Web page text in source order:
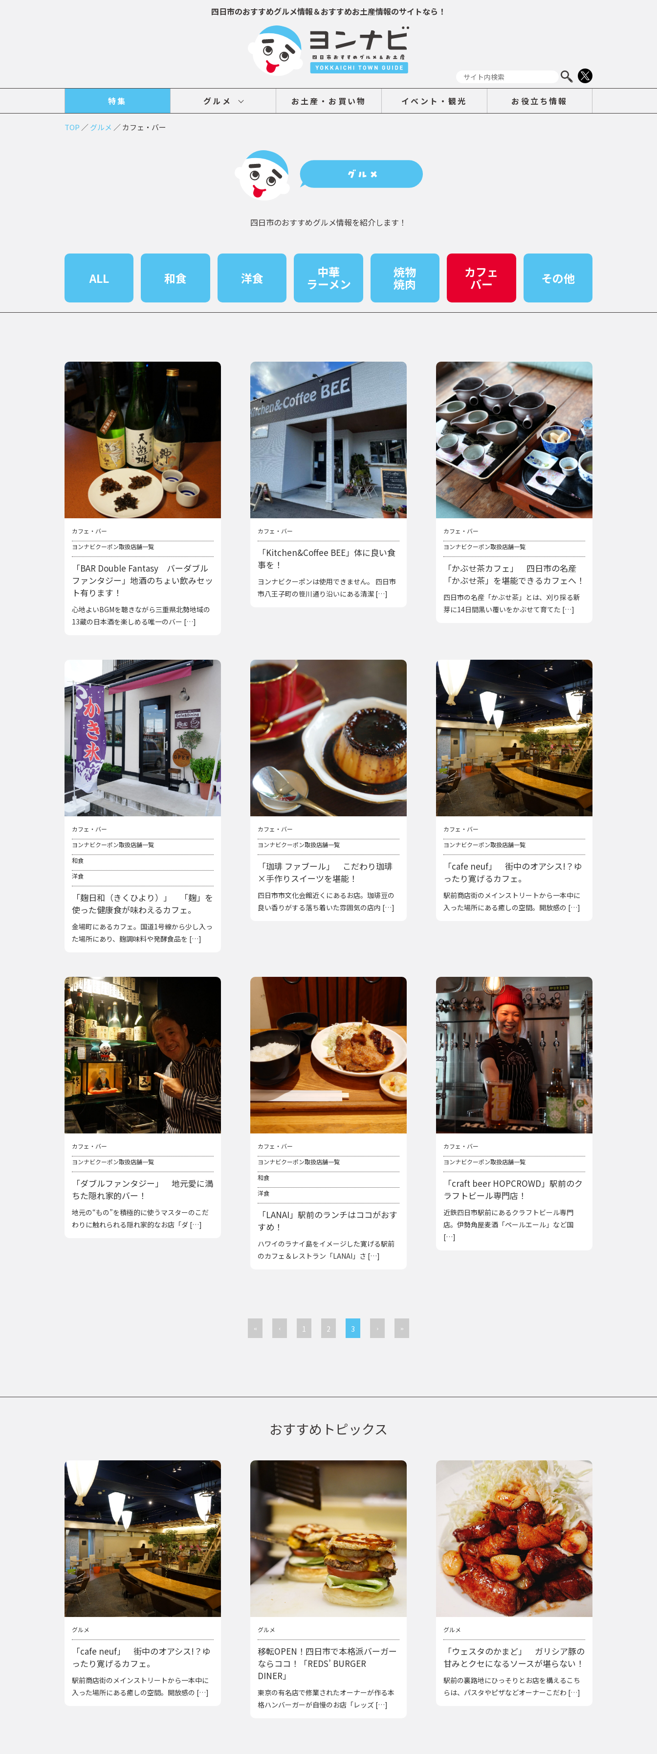
四日市のおすすめグルメ情報＆おすすめお土産情報のサイトなら！
特集 グルメ お土産・お買い物 イベント・観光 お役立ち情報
TOP ／グルメ ／カフェ・バー
四日市のおすすめグルメ情報を紹介します！
ALL 和食 洋食 中華
ラーメン
焼物
焼肉
カフェ
バー その他
カフェ・バー
ヨンナビクーポン取扱店舗一覧
「BAR Double Fantasy バーダブル
ファンタジー」地酒のちょい飲みセッ
ト有ります！
心地よいBGMを聴きながら三重県北勢地域の
13蔵の日本酒を楽しめる唯一のバー […]
カフェ・バー
「Kitchen&Coffee BEE」体に良い食
事を！
ヨンナビクーポンは使用できません。 四日市
市八王子町の笹川通り沿いにある清潔 […]
カフェ・バー
ヨンナビクーポン取扱店舗一覧
「かぶせ茶カフェ」 四日市の名産
「かぶせ茶」を堪能できるカフェへ！
四日市の名産「かぶせ茶」とは、刈り採る新
芽に14日間黒い覆いをかぶせて育てた […]
カフェ・バー
ヨンナビクーポン取扱店舗一覧
和食
洋食
「麹日和（きくひより）」 「麹」を
使った健康食が味わえるカフェ。
金場町にあるカフェ。国道1号線から少し入っ
た場所にあり、麹調味料や発酵食品を […]
カフェ・バー
ヨンナビクーポン取扱店舗一覧
「珈琲 ファブール」 こだわり珈琲
×手作りスイーツを堪能！
四日市市文化会館近くにあるお店。珈琲豆の
良い香りがする落ち着いた雰囲気の店内 […]
カフェ・バー
ヨンナビクーポン取扱店舗一覧
「cafe neuf」 街中のオアシス!？ゆ
ったり寛げるカフェ。
駅前商店街のメインストリートから一本中に
入った場所にある癒しの空間。開放感の […]
カフェ・バー
ヨンナビクーポン取扱店舗一覧
「ダブルファンタジー」 地元愛に満
ちた隠れ家的バー！
地元の“もの”を積極的に使うマスターのこだ
わりに触れられる隠れ家的なお店「ダ […]
カフェ・バー
ヨンナビクーポン取扱店舗一覧
和食
洋食
「LANAI」駅前のランチはココがおす
すめ！
ハワイのラナイ島をイメージした寛げる駅前
のカフェ＆レストラン「LANAI」さ […]
カフェ・バー
ヨンナビクーポン取扱店舗一覧
「craft beer HOPCROWD」駅前のク
ラフトビール専門店！
近鉄四日市駅前にあるクラフトビール専門
店。伊勢角屋麦酒「ペールエール」など国
[…]
1 2 3
おすすめトピックス
グルメ
「cafe neuf」 街中のオアシス!？ゆ
ったり寛げるカフェ。
駅前商店街のメインストリートから一本中に
入った場所にある癒しの空間。開放感の […]
グルメ
移転OPEN！四日市で本格派バーガー
ならココ！「REDS’ BURGER
DINER」
東京の有名店で修業されたオーナーが作る本
格ハンバーガーが自慢のお店「レッズ […]
グルメ
「ウェスタのかまど」 ガリシア豚の
甘みとクセになるソースが堪らない！
駅前の裏路地にひっそりとお店を構えるこち
らは、パスタやピザなどオーナーこだわ […]